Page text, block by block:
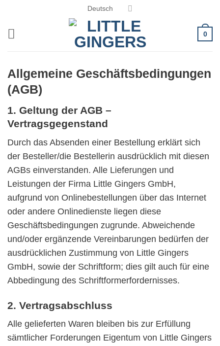
Deutsch
0
Allgemeine Geschäftsbedingungen
(AGB)
1. Geltung der AGB –
Vertragsgegenstand
Durch das Absenden einer Bestellung erklärt sich
der Besteller/die Bestellerin ausdrücklich mit diesen
AGBs einverstanden. Alle Lieferungen und
Leistungen der Firma Little Gingers GmbH,
aufgrund von Onlinebestellungen über das Internet
oder andere Onlinedienste liegen diese
Geschäftsbedingungen zugrunde. Abweichende
und/oder ergänzende Vereinbarungen bedürfen der
ausdrücklichen Zustimmung von Little Gingers
GmbH, sowie der Schriftform; dies gilt auch für eine
Abbedingung des Schriftformerfordernisses.
2. Vertragsabschluss
Alle gelieferten Waren bleiben bis zur Erfüllung
sämtlicher Forderungen Eigentum von Little Gingers